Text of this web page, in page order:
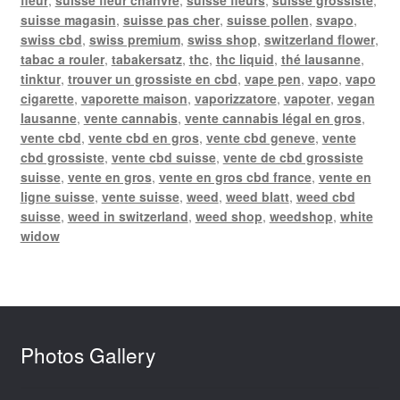
suisse magasin, suisse pas cher, suisse pollen, svapo,
swiss cbd, swiss premium, swiss shop, switzerland flower,
tabac a rouler, tabakersatz, thc, thc liquid, thé lausanne,
tinktur, trouver un grossiste en cbd, vape pen, vapo, vapo
cigarette, vaporette maison, vaporizzatore, vapoter, vegan
lausanne, vente cannabis, vente cannabis légal en gros,
vente cbd, vente cbd en gros, vente cbd geneve, vente
cbd grossiste, vente cbd suisse, vente de cbd grossiste
suisse, vente en gros, vente en gros cbd france, vente en
ligne suisse, vente suisse, weed, weed blatt, weed cbd
suisse, weed in switzerland, weed shop, weedshop, white
widow
Photos Gallery